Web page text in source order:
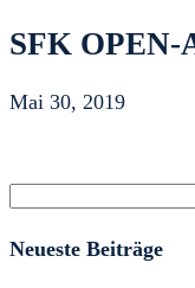
SFK OPEN-
Mai 30, 2019
Suchen
Neueste Beiträge